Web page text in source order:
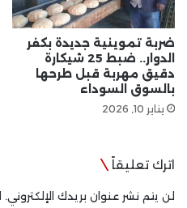
ضربة تموينية جديدة بكفر
الدوار.. ضبط 25 شيكارة
دقيق مهربة قبل طرحها
بالسوق السوداء
يناير 10, 2026
اترك تعليقاً
لن يتم نشر عنوان بريدك الإلكتروني.